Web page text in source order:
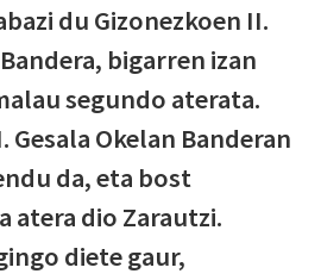
du Gizonezkoen II.
bigarren izan
segundo aterata.
Gesala Okelan Banderan
da, eta bost
atera dio Zarautzi.
diete gaur,